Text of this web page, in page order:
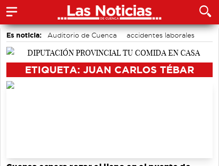
Es noticia: Auditorio de Cuenca
accidentes laborales
Área de Deportes
Medio Ambiente
ETIQUETA: JUAN CARLOS TÉBAR